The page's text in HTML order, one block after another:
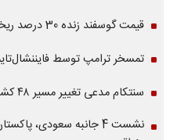
قیمت گوسفند زنده 30 درصد ریخت
تمسخر ترامپ توسط
سنتکام مدعی تغییر مسیر ۴۸ کشتی تجاری شد
نشست 4 جانبه سعودی،